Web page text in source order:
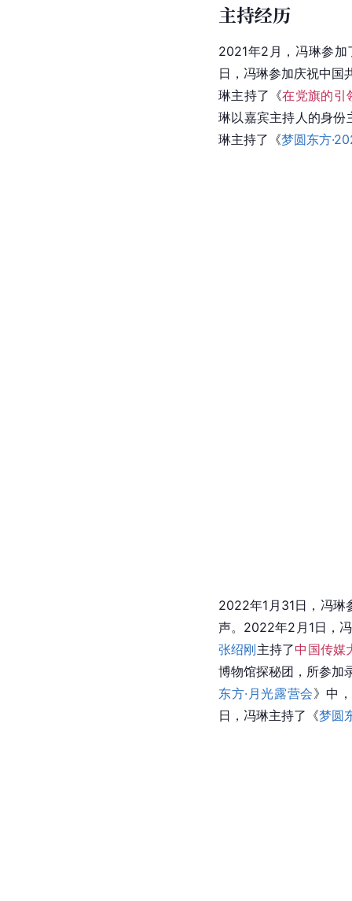
主持经历
2021年2月，冯琳参加
日，冯琳参加庆祝中国
琳主持了《在党旗的引
琳以嘉宾主持人的身份
琳主持了《梦圆东方
2022年1月31日，冯琳
声。2022年2月1日，
张绍刚主持了中国传媒
博物馆探秘团，所参加
东方·月光露营会》中
日，冯琳主持了《梦圆